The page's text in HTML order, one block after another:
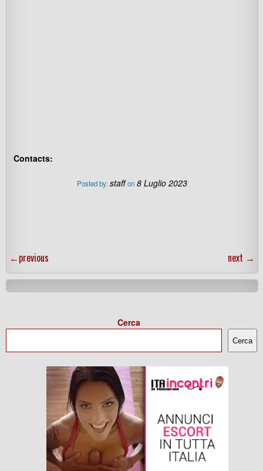
Contacts:
Posted by:staff on 8 Luglio 2023
←previous next →
Cerca
Cerca